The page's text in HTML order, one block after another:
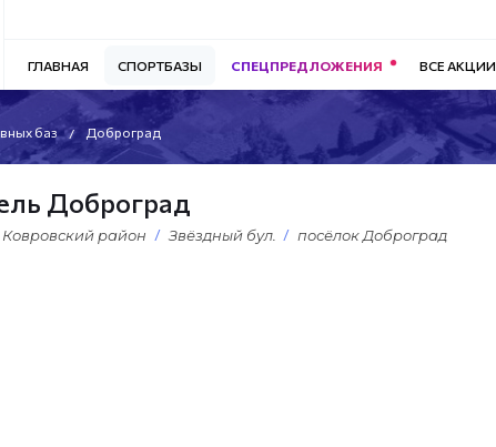
ГЛАВНАЯ СПОРТБАЗЫ СПЕЦПРЕДЛОЖЕНИЯ ВСЕ АКЦИИ
баз Доброград
Доброград
Ковровский район Звёздный бул. посёлок Доброград